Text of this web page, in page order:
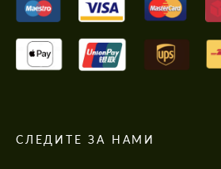
СЛЕДИТЕ ЗА НАМИ